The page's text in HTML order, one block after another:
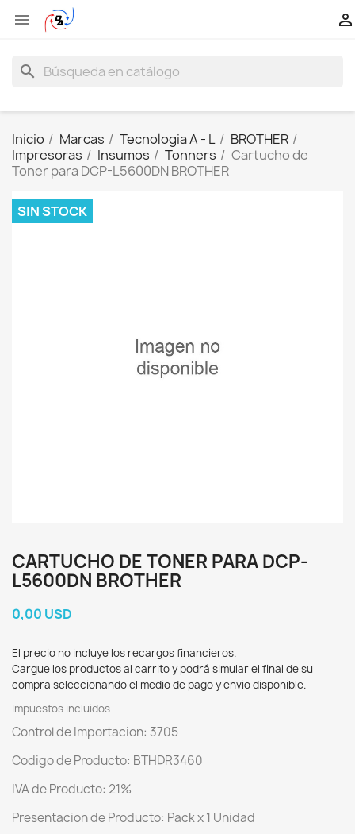
 
search
Inicio Marcas Tecnologia A - L
BROTHER
Impresoras
Insumos Tonners
Cartucho de
Toner para DCP-L5600DN BROTHER
SIN STOCK
CARTUCHO DE TONER PARA DCP-
L5600DN BROTHER
0,00 USD
El precio no incluye los recargos financieros.
Cargue los productos al carrito y podrá simular el final de su
compra seleccionando el medio de pago y envio disponible.
Impuestos incluidos
Control de Importacion: 3705
Codigo de Producto: BTHDR3460
IVA de Producto: 21%
Presentacion de Producto: Pack x 1 Unidad